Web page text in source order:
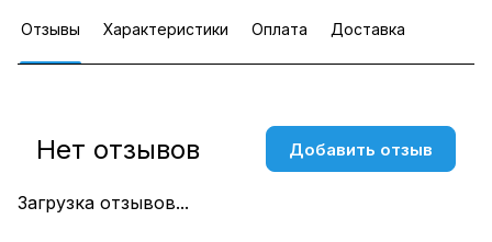
Отзывы Характеристики Оплата Доставка
Загрузка отзывов...
Нет отзывов Добавить отзыв